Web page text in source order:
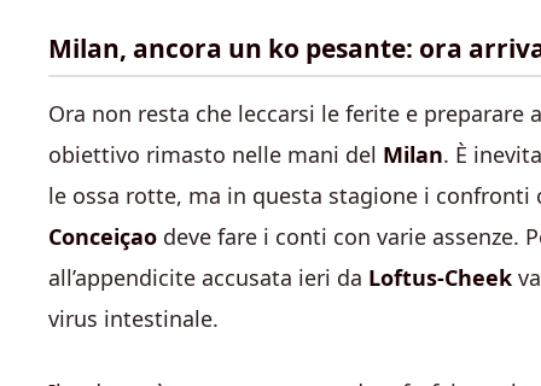
Milan, ancora un ko pesante: ora
Ora non resta che leccarsi le ferite e
obiettivo rimasto nelle mani del Milan. È
le ossa rotte, ma in questa stagione i confronti
Conceiçao deve fare i conti con varie assenze.
all’appendicite accusata ieri da Loftus-Cheek
virus intestinale.